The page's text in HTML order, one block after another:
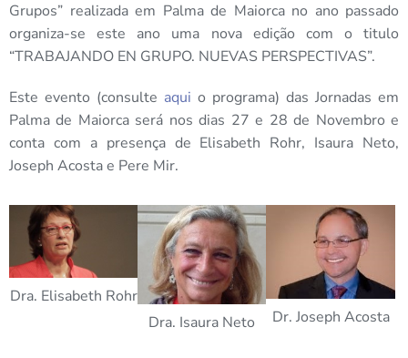
Grupos” realizada em Palma de Maiorca no ano passado
organiza-se este ano uma nova edição com o titulo
“TRABAJANDO EN GRUPO. NUEVAS PERSPECTIVAS”.
Este evento (consulte aqui o programa) das Jornadas em
Palma de Maiorca será nos dias 27 e 28 de Novembro e
conta com a presença de Elisabeth Rohr, Isaura Neto,
Joseph Acosta e Pere Mir.
Dra. Elisabeth Rohr
Dra. Isaura Neto
Dr. Joseph Acosta